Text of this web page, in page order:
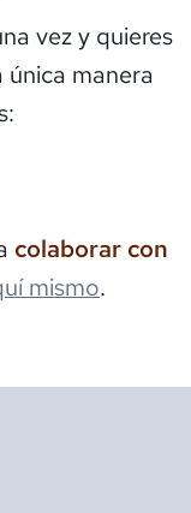
vez y quieres
única manera
colaborar con
mismo.